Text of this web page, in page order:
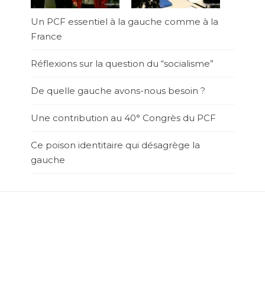
Un PCF essentiel à la gauche comme à la
France
Réflexions sur la question du “socialisme”
De quelle gauche avons-nous besoin ?
Une contribution au 40° Congrès du PCF
Ce poison identitaire qui désagrège la
gauche